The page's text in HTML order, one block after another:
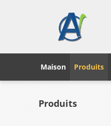
Maison Produits
Produits